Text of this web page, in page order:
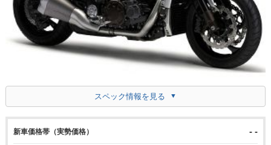
スペック情報を見る
新車価格帯（実勢価格） - -